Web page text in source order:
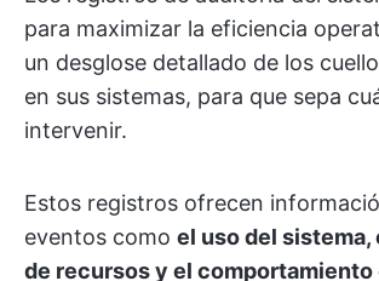
para maximizar la eficiencia
un desglose detallado de los
en sus sistemas, para que sepa
intervenir.
Estos registros ofrecen
eventos como el uso del sistema,
de recursos y el comportamiento